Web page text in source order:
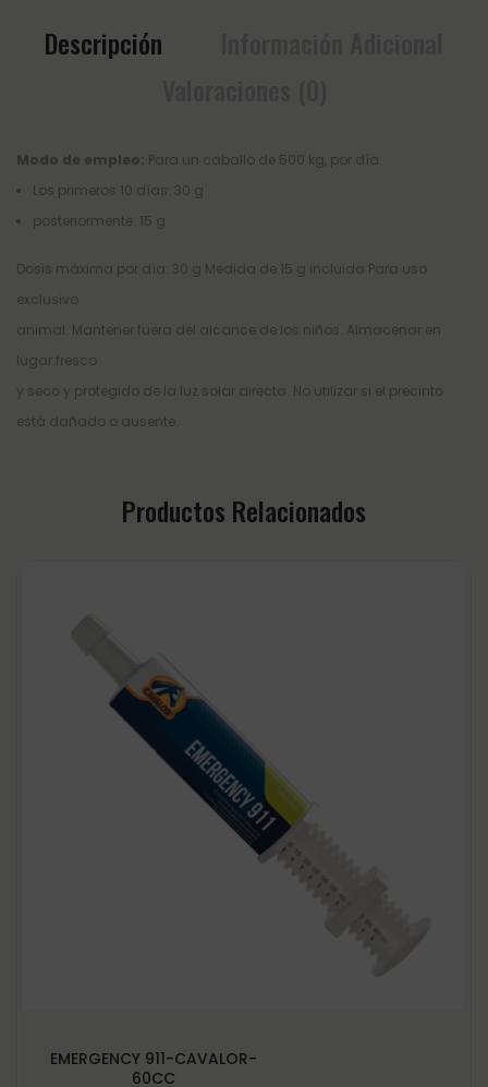
Descripción
Modo de empleo: Para un caballo de 500 kg, por día:
Los primeros 10 días: 30 g
posteriormente: 15 g
Dosis máxima por día: 30 g Medida de 15 g incluida Para uso
exclusivo
animal. Mantener fuera del alcance de los niños. Almacenar en
lugar fresco
y seco y protegido de la luz solar directa. No utilizar si el precinto
está dañado o ausente.
Productos Relacionados
EMERGENCY 911-CAVALOR-
60CC